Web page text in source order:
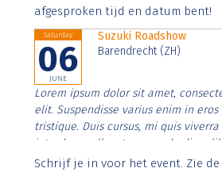
afgesproken tijd en datum bent!
Saturday
06
JUNE
Suzuki Roadshow
Barendrecht (ZH)
Lorem ipsum dolor sit amet,
elit. Suspendisse varius enim in
tristique. Duis cursus, mi quis
interdum nulla, ut commodo diam
Aenean faucibus nibh et justo
Schrijf je in voor het event. Zie